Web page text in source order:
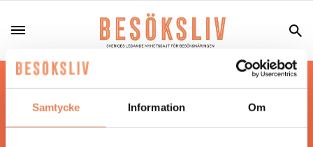
Samtycke Information Om
Hos oss läser du landets mest uppdaterade
nyheter och snackisar inom besöksnäringen.
Besöksliv i sin tryckta form är ett affärsmagasin